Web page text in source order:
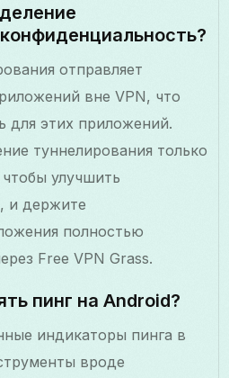
отправляет
вне VPN, что
для этих приложений.
туннелирования только
улучшить
и держите
полностью
Free VPN Grass.
пинг на Android?
индикаторы пинга в
вроде